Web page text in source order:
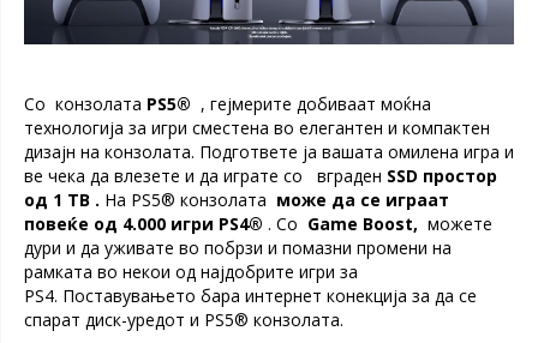
Со конзолата PS5® , гејмерите добиваат моќна
технологија за игри сместена во елегантен и компактен
дизајн на конзолата. Подгответе ја вашата омилена игра и
ве чека да влезете и да играте со вграден SSD простор
од 1 TB . На PS5® конзолата може да се играат
повеќе од 4.000 игри PS4® . Со Game Boost, можете
дури и да уживате во побрзи и помазни промени на
рамката во некои од најдобрите игри за
PS4. Поставувањето бара интернет конекција за да се
спарат диск-уредот и PS5® конзолата.